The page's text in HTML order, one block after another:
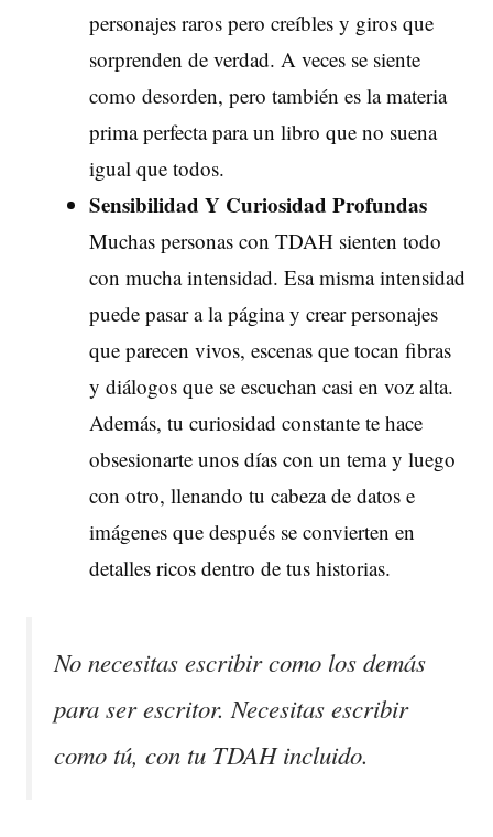
personajes raros pero creíbles y giros que
sorprenden de verdad. A veces se siente
como desorden, pero también es la materia
prima perfecta para un libro que no suena
igual que todos.
Sensibilidad Y Curiosidad Profundas
Muchas personas con TDAH sienten todo
con mucha intensidad. Esa misma intensidad
puede pasar a la página y crear personajes
que parecen vivos, escenas que tocan fibras
y diálogos que se escuchan casi en voz alta.
Además, tu curiosidad constante te hace
obsesionarte unos días con un tema y luego
con otro, llenando tu cabeza de datos e
imágenes que después se convierten en
detalles ricos dentro de tus historias.
No necesitas escribir como los demás
para ser escritor. Necesitas escribir
como tú, con tu TDAH incluido.